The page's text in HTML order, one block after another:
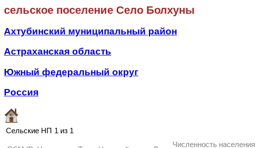
сельское поселение Село Болхуны
Ахтубинский муниципальный район
Астраханская область
Южный федеральный округ
Россия
Сельские НП 1 из 1
Численность населения